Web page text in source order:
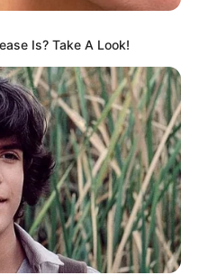
Is? Take A Look!